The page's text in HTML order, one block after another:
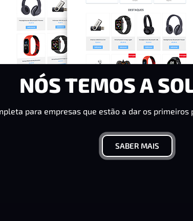
NÓS TEMOS A
para empresas que estão a dar os primeiros
SABER MAIS